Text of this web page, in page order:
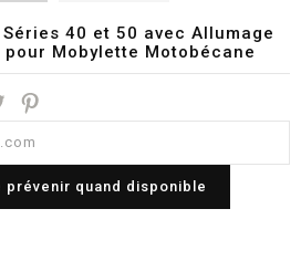
40 et 50 avec Allumage
pour Mobylette Motobécane
prévenir quand disponible